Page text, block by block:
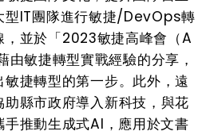
型IT團隊進行敏捷/DevOps轉
，並於「2023敏捷高峰會（A
由敏捷轉型實戰經驗的分享，
捷轉型的第一步。此外，遠
縣市政府導入新科技，與花
手推動生成式AI ，應用於文書